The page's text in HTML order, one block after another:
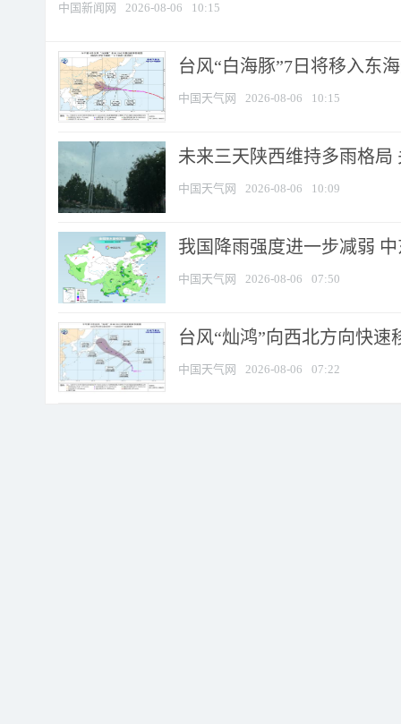
中国新闻网 2026-08-06 10:15
台风“白海豚”7日将移入东
中国天气网 2026-08-06 10:15
未来三天陕西维持多雨格局
中国天气网 2026-08-06 10:09
我国降雨强度进一步减弱
中国天气网 2026-08-06 07:50
台风“灿鸿”向西北方向快
中国天气网 2026-08-06 07:22